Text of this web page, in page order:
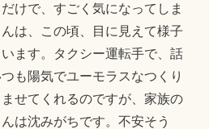
けで、すごく気になってしま
は、この頃、目に見えて様子
ます。タクシー運転手で、話
も陽気でユーモラスなつくり
せてくれるのですが、家族の
は沈みがちです。不安そう